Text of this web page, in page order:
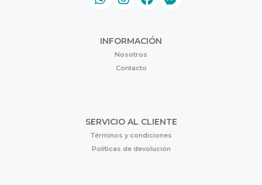
INFORMACIÓN
Nosotros
Contacto
SERVICIO AL CLIENTE
Términos y condiciones
Políticas de devolución